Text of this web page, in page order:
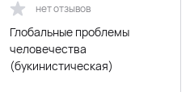
нет отзывов
Глобальные проблемы
человечества
(букинистическая)